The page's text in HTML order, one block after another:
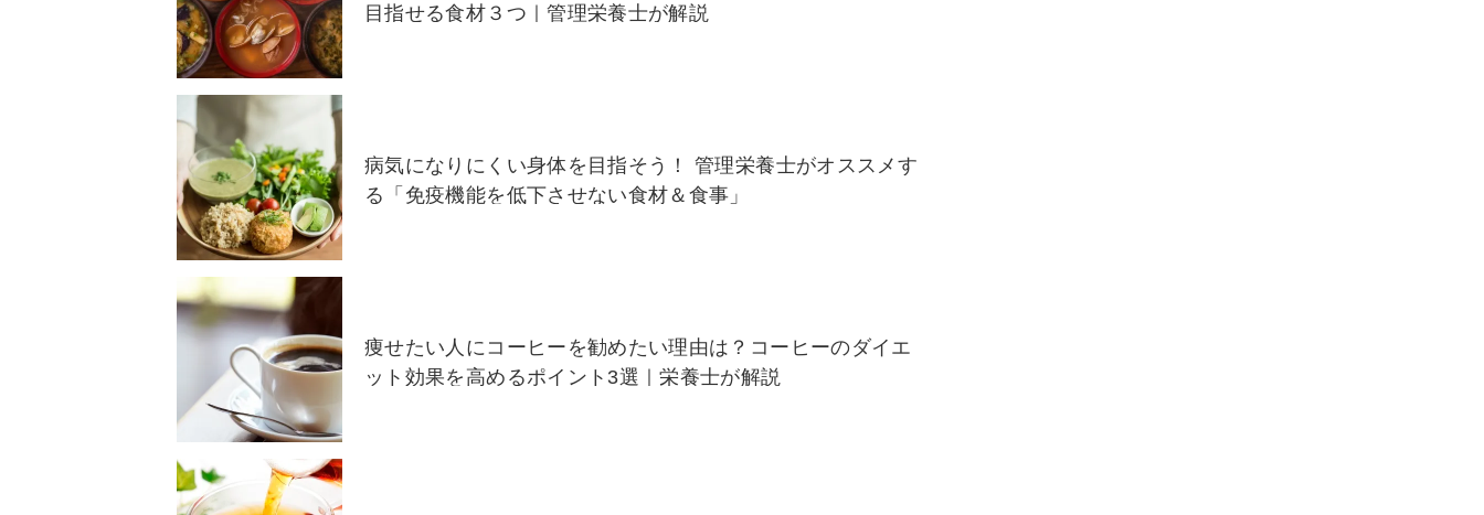
目指せる食材３つ｜管理栄養士が解説
病気になりにくい身体を目指そう！ 管理栄養士がオススメす
る「免疫機能を低下させない食材＆食事」
痩せたい人にコーヒーを勧めたい理由は？コーヒーのダイエ
ット効果を高めるポイント3選｜栄養士が解説